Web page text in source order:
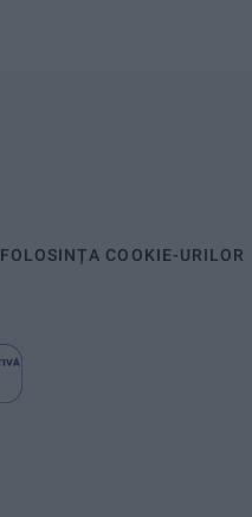
FOLOSINȚA COOKIE-URILOR